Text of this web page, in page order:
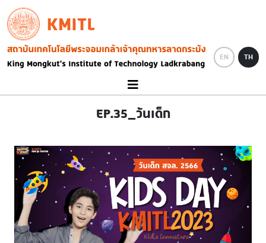
Skip to main content
KMITL
Image
EN TH
EP.35_วันเด็ก